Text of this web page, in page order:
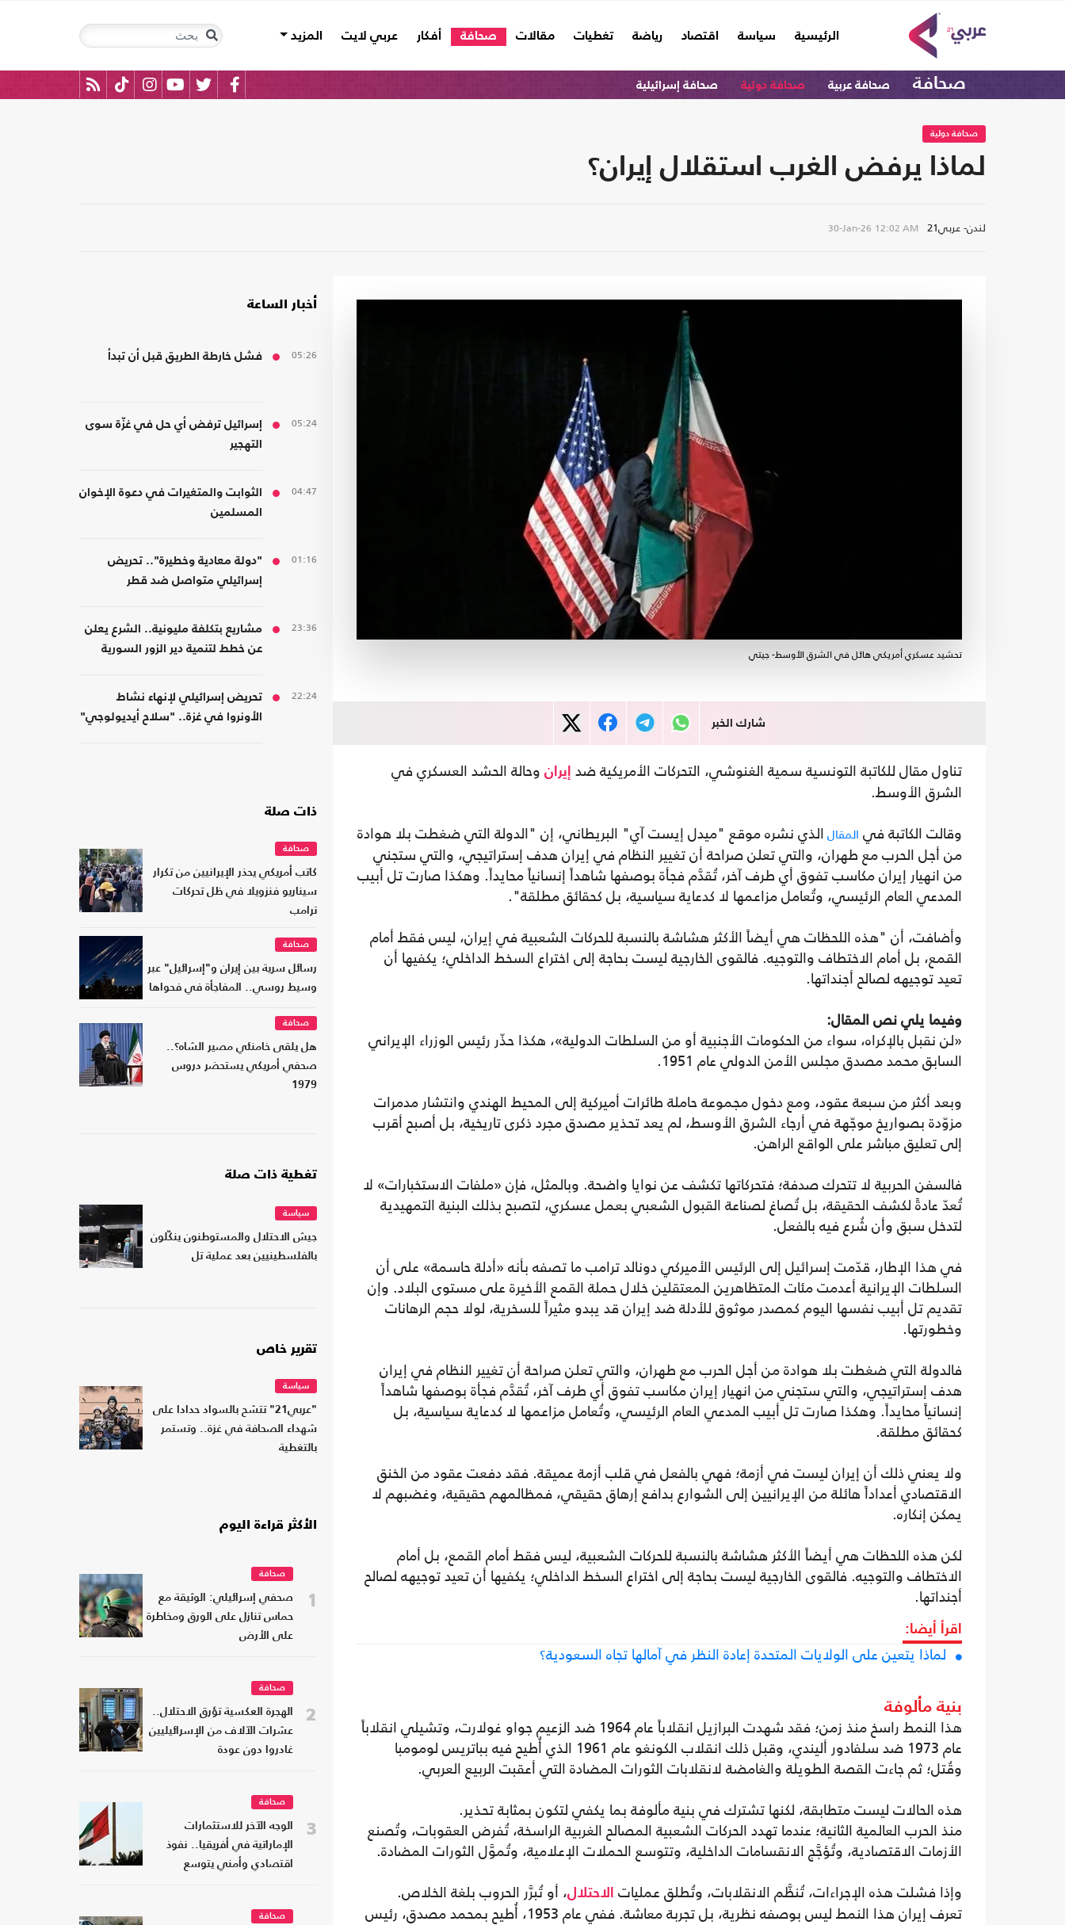
الرئيسية
(current) سياسة اقتصاد رياضة تغطيات مقالات صحافة أفكار عربي لايت المزيد
صحافة صحافة عربية صحافة دولية صحافة إسرائيلية
صحافة دولية
لماذا يرفض الغرب استقلال إيران؟
لندن- عربي21 30-Jan-26 12:02 AM
تحشيد عسكري أمريكي هائل في الشرق الأوسط- جيتي
شارك الخبر
تناول مقال للكاتبة التونسية سمية الغنوشي، التحركات الأمريكية ضد إيران وحالة الحشد العسكري في
الشرق الأوسط.
وقالت الكاتبة في المقال الذي نشره موقع "ميدل إيست آي" البريطاني، إن "الدولة التي ضغطت بلا هوادة
من أجل الحرب مع طهران، والتي تعلن صراحة أن تغيير النظام في إيران هدف إستراتيجي، والتي ستجني
من انهيار إيران مكاسب تفوق أي طرف آخر، تُقدَّم فجأة بوصفها شاهداً إنسانياً محايداً. وهكذا صارت تل أبيب
المدعي العام الرئيسي، وتُعامل مزاعمها لا كدعاية سياسية، بل كحقائق مطلقة".
وأضافت، أن "هذه اللحظات هي أيضاً الأكثر هشاشة بالنسبة للحركات الشعبية في إيران، ليس فقط أمام
القمع، بل أمام الاختطاف والتوجيه. فالقوى الخارجية ليست بحاجة إلى اختراع السخط الداخلي؛ يكفيها أن
تعيد توجيهه لصالح أجنداتها.
وفيما يلي نص المقال:
«لن نقبل بالإكراه، سواء من الحكومات الأجنبية أو من السلطات الدولية»، هكذا حذّر رئيس الوزراء الإيراني
السابق محمد مصدق مجلس الأمن الدولي عام 1951.
وبعد أكثر من سبعة عقود، ومع دخول مجموعة حاملة طائرات أميركية إلى المحيط الهندي وانتشار مدمرات
مزوّدة بصواريخ موجّهة في أرجاء الشرق الأوسط، لم يعد تحذير مصدق مجرد ذكرى تاريخية، بل أصبح أقرب
إلى تعليق مباشر على الواقع الراهن.
فالسفن الحربية لا تتحرك صدفة؛ فتحركاتها تكشف عن نوايا واضحة. وبالمثل، فإن «ملفات الاستخبارات» لا
تُعدّ عادةً لكشف الحقيقة، بل تُصاغ لصناعة القبول الشعبي بعمل عسكري، لتصبح بذلك البنية التمهيدية
لتدخل سبق وأن شُرع فيه بالفعل.
في هذا الإطار، قدّمت إسرائيل إلى الرئيس الأميركي دونالد ترامب ما تصفه بأنه «أدلة حاسمة» على أن
السلطات الإيرانية أعدمت مئات المتظاهرين المعتقلين خلال حملة القمع الأخيرة على مستوى البلاد. وإن
تقديم تل أبيب نفسها اليوم كمصدر موثوق للأدلة ضد إيران قد يبدو مثيراً للسخرية، لولا حجم الرهانات
وخطورتها.
فالدولة التي ضغطت بلا هوادة من أجل الحرب مع طهران، والتي تعلن صراحة أن تغيير النظام في إيران
هدف إستراتيجي، والتي ستجني من انهيار إيران مكاسب تفوق أي طرف آخر، تُقدَّم فجأة بوصفها شاهداً
إنسانياً محايداً. وهكذا صارت تل أبيب المدعي العام الرئيسي، وتُعامل مزاعمها لا كدعاية سياسية، بل
كحقائق مطلقة.
ولا يعني ذلك أن إيران ليست في أزمة؛ فهي بالفعل في قلب أزمة عميقة. فقد دفعت عقود من الخنق
الاقتصادي أعداداً هائلة من الإيرانيين إلى الشوارع بدافع إرهاق حقيقي، فمظالمهم حقيقية، وغضبهم لا
يمكن إنكاره.
لكن هذه اللحظات هي أيضاً الأكثر هشاشة بالنسبة للحركات الشعبية، ليس فقط أمام القمع، بل أمام
الاختطاف والتوجيه. فالقوى الخارجية ليست بحاجة إلى اختراع السخط الداخلي؛ يكفيها أن تعيد توجيهه لصالح
أجنداتها.
اقرأ أيضا:
لماذا يتعين على الولايات المتحدة إعادة النظر في آمالها تجاه السعودية؟
بنية مألوفة
هذا النمط راسخ منذ زمن؛ فقد شهدت البرازيل انقلاباً عام 1964 ضد الزعيم جواو غولارت، وتشيلي انقلاباً
عام 1973 ضد سلفادور أليندي، وقبل ذلك انقلاب الكونغو عام 1961 الذي أُطيح فيه بباتريس لومومبا
وقُتل؛ ثم جاءت القصة الطويلة والغامضة لانقلابات الثورات المضادة التي أعقبت الربيع العربي.
هذه الحالات ليست متطابقة، لكنها تشترك في بنية مألوفة بما يكفي لتكون بمثابة تحذير.
منذ الحرب العالمية الثانية؛ عندما تهدد الحركات الشعبية المصالح الغربية الراسخة، تُفرض العقوبات، وتُصنع
الأزمات الاقتصادية، وتُؤجَّج الانقسامات الداخلية، وتتوسع الحملات الإعلامية، وتُموَّل الثورات المضادة.
وإذا فشلت هذه الإجراءات، تُنظَّم الانقلابات، وتُطلق عمليات
الاحتلال، أو تُبرَّر الحروب بلغة الخلاص.
تعرف إيران هذا النمط ليس بوصفه نظرية، بل تجربة معاشة. ففي عام 1953، أُطيح بمحمد مصدق، رئيس
أخبار الساعة
05:26 فشل خارطة الطريق قبل أن تبدأ
05:24
إسرائيل ترفض أي حل في غزّة سوى
التهجير
04:47
الثوابت والمتغيرات في دعوة الإخوان
المسلمين
01:16
"دولة معادية وخطيرة".. تحريض
إسرائيلي متواصل ضد قطر
23:36
مشاريع بتكلفة مليونية.. الشرع يعلن
عن خطط لتنمية دير الزور السورية
22:24
تحريض إسرائيلي لإنهاء نشاط
الأونروا في غزة.. "سلاح أيديولوجي"
ذات صلة
صحافة
كاتب أمريكي يحذر الإيرانيين من تكرار
سيناريو فنزويلا في ظل تحركات
ترامب
صحافة
رسائل سرية بين إيران و"إسرائيل" عبر
وسيط روسي.. المفاجأة في فحواها
صحافة
هل يلقى خامنئي مصير الشاه؟..
صحفي أمريكي يستحضر دروس
1979
تغطية ذات صلة
سياسة
جيش الاحتلال والمستوطنون ينكّلون
بالفلسطينيين بعد عملية تل
تقرير خاص
سياسة
"عربي21" تتشح بالسواد حدادا على
شهداء الصحافة في غزة.. وتستمر
بالتغطية
الأكثر قراءة اليوم
1
صحافة
صحفي إسرائيلي: الوثيقة مع
حماس تنازل على الورق ومخاطرة
على الأرض
2
صحافة
الهجرة العكسية تؤرق الاحتلال..
عشرات الآلاف من الإسرائيليين
غادروا دون عودة
3
صحافة
الوجه الآخر للاستثمارات
الإماراتية في أفريقيا.. نفوذ
اقتصادي وأمني يتوسع
صحافة